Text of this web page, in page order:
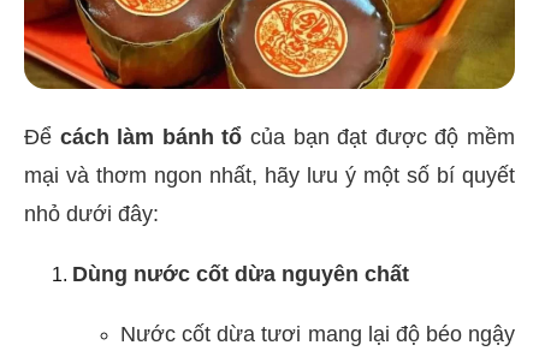
Để cách làm bánh tổ của bạn đạt được độ mềm
mại và thơm ngon nhất, hãy lưu ý một số bí quyết
nhỏ dưới đây:
Dùng nước cốt dừa nguyên chất
Nước cốt dừa tươi mang lại độ béo ngậy